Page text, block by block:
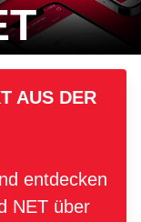
AUS DER
entdecken
NET über